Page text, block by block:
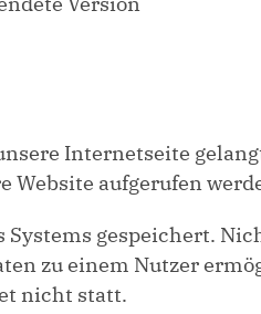
Internetseite
Website aufgerufen
gespeichert.
zu einem Nutzer
nicht statt.